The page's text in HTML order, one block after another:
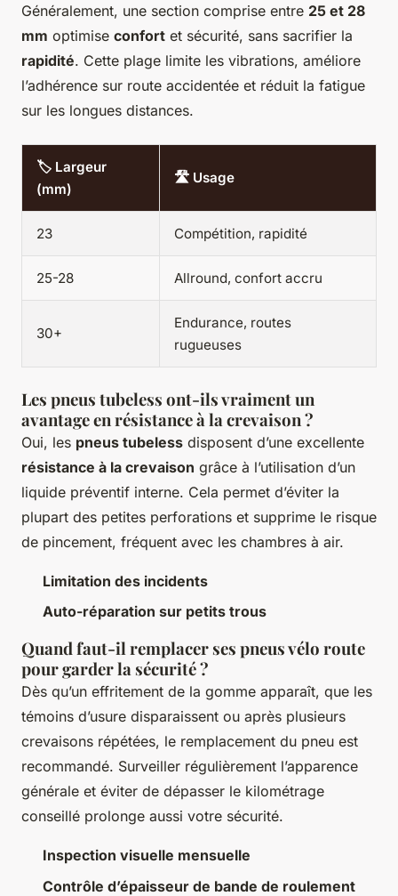
Généralement, une section comprise entre 25 et 28
mm optimise confort et sécurité, sans sacrifier la
rapidité. Cette plage limite les vibrations, améliore
l’adhérence sur route accidentée et réduit la fatigue
sur les longues distances.
🏷 Largeur
(mm)
🛣 Usage
23 Compétition, rapidité
25-28 Allround, confort accru
30+
Endurance, routes
rugueuses
Les pneus tubeless ont-ils vraiment un
avantage en résistance à la crevaison ?
Oui, les pneus tubeless disposent d’une excellente
résistance à la crevaison grâce à l’utilisation d’un
liquide préventif interne. Cela permet d’éviter la
plupart des petites perforations et supprime le risque
de pincement, fréquent avec les chambres à air.
Limitation des incidents
Auto-réparation sur petits trous
Quand faut-il remplacer ses pneus vélo route
pour garder la sécurité ?
Dès qu’un effritement de la gomme apparaît, que les
témoins d’usure disparaissent ou après plusieurs
crevaisons répétées, le remplacement du pneu est
recommandé. Surveiller régulièrement l’apparence
générale et éviter de dépasser le kilométrage
conseillé prolonge aussi votre sécurité.
Inspection visuelle mensuelle
Contrôle d’épaisseur de bande de roulement